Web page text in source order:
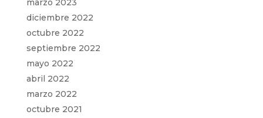
marzo 2023
diciembre 2022
octubre 2022
septiembre 2022
mayo 2022
abril 2022
marzo 2022
octubre 2021